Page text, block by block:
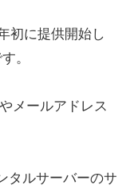
初に提供開始し
。
メールアドレス
タルサーバーのサ